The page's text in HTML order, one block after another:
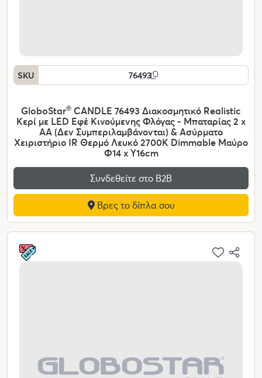
SKU 76493
GloboStar® CANDLE 76493 Διακοσμητικό Realistic
Κερί με LED Εφέ Κινούμενης Φλόγας - Μπαταρίας 2 x
AA (Δεν Συμπεριλαμβάνονται) & Ασύρματο
Χειριστήριο IR Θερμό Λευκό 2700K Dimmable Μαύρο
Φ14 x Υ16cm
Συνδεθείτε στο Β2Β
Βρες το δίπλα σου